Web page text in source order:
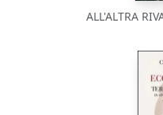
ALL'ALTRA